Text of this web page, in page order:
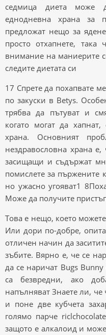
седмица диета може
еднодневна храна за
предложат нещо за
просто отхапнете,
внимание на маниерите
следите диетата си
17 Спрете да похапвате
по закуски в Betys.
трябва да пътуват и
когато могат да
храна. Основният
нездравословна храна
засищащи и съдържат
помислете за пържените
но ужасно угояват1
Може да получите
Това е нещо, което
Или дори по-добре,
отличен начин да
зъбите. Вярно е, че се
да се наричат Bugs
са безвредни, ако
напълняват Знаете ли,
и поне две кубчета
голямо парче
защото е алкалоид и